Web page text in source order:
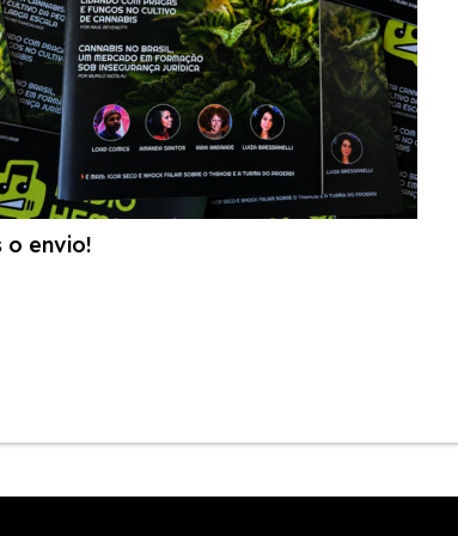
o envio!